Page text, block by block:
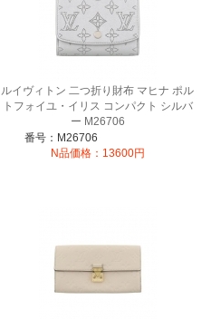
ルイヴィトン 二つ折り財布 マヒナ ポル
トフォイユ・イリス コンパクト シルバ
ー M26706
番号：M26706
N品価格：13600円